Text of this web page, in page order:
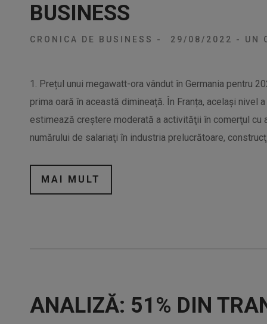
BUSINESS
CRONICA DE BUSINESS - 29/08/2022 - UN
1. Prețul unui megawatt-ora vândut în Germania pentru
prima oară în această dimineață. În Franța, același nivel
estimează creştere moderată a activităţii în comerţul cu
numărului de salariaţi în industria prelucrătoare,
MAI MULT
ANALIZĂ: 51% DIN